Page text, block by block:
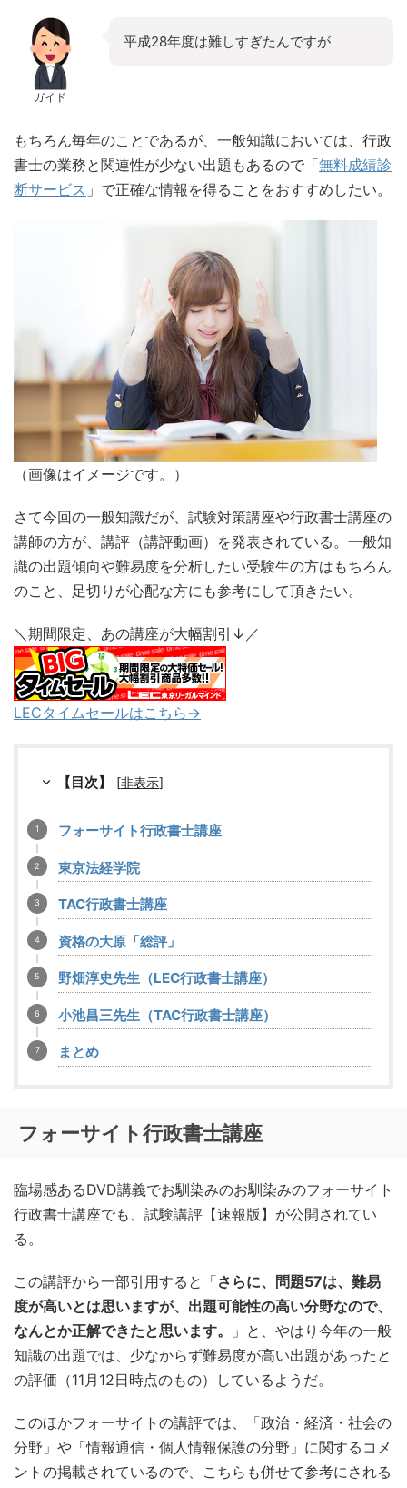
ガイド
平成28年度は難しすぎたんですが
もちろん毎年のことであるが、一般知識においては、行政
書士の業務と関連性が少ない出題もあるので「無料成績診
断サービス 」で正確な情報を得ることをおすすめしたい。
（画像はイメージです。）
さて今回の一般知識だが、試験対策講座や行政書士講座の
講師の方が、講評（講評動画）を発表されている。一般知
識の出題傾向や難易度を分析したい受験生の方はもちろん
のこと、足切りが心配な方にも参考にして頂きたい。
＼期間限定、あの講座が大幅割引↓／
LECタイムセールはこちら→
【目次】 [非表示]
フォーサイト行政書士講座
東京法経学院
TAC行政書士講座
資格の大原「総評」
野畑淳史先生（LEC行政書士講座）
小池昌三先生（TAC行政書士講座）
まとめ
フォーサイト行政書士講座
臨場感あるDVD講義でお馴染みのお馴染みのフォーサイト
行政書士講座でも、試験講評【速報版】が公開されてい
る。
この講評から一部引用すると「さらに、問題57は、難易
度が高いとは思いますが、出題可能性の高い分野なので、
なんとか正解できたと思います。
」と、やはり今年の一般
知識の出題では、少なからず難易度が高い出題があったと
の評価（11月12日時点のもの）しているようだ。
このほかフォーサイトの講評では、「政治・経済・社会の
分野」や「情報通信・個人情報保護の分野」に関するコメ
ントの掲載されているので、こちらも併せて参考にされる